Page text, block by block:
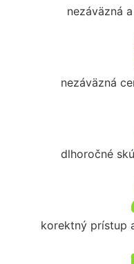
nezáväzná
nezáväzná
dlhoročné
korektný prístup